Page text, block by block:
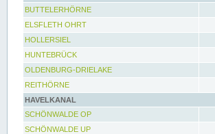
BUTTELERHÖRNE
ELSFLETH OHRT
HOLLERSIEL
HUNTEBRÜCK
OLDENBURG-DRIELAKE
REITHÖRNE
HAVELKANAL
SCHÖNWALDE OP
SCHÖNWALDE UP